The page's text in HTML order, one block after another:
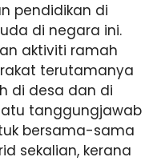
pendidikan di
di negara ini.
aktiviti ramah
terutamanya
di desa dan di
tanggungjawab
bersama-sama
sekalian, kerana